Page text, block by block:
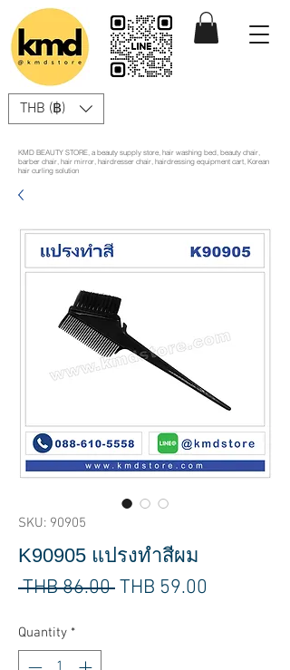
THB (฿)
KMD BEAUTY STORE, a beauty supply store, hair washing bed, beauty chair,
barber chair, hair mirror, hairdresser chair, hairdressing equipment cart, Korean
hair curling solution
SKU: 90905
K90905 แปรงทำสีผม
THB 86.00 Regular
THB 59.00
Quantity *